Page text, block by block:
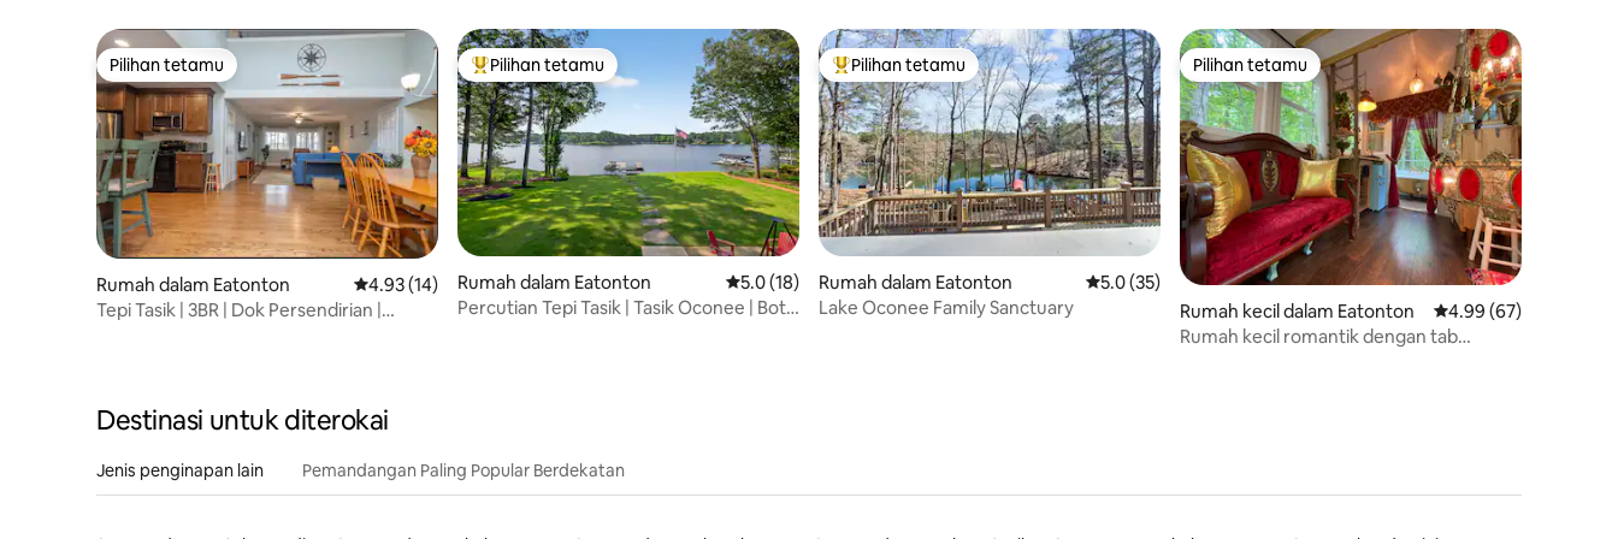
Pilihan tetamu
Pilihan tetamu
Rumah dalam Eatonton Penarafan purata 4.93 daripada 5, 14 ulasan
4.93 (14)
Tepi Tasik | 3BR | Dok Persendirian |
Pilihan utama tetamu
Pilihan tetamu
Rumah dalam Eatonton Penarafan purata 5.0 daripada 5, 18 ulasan
5.0 (18)
Percutian Tepi Tasik | Tasik Oconee | Bot
Pilihan utama tetamu
Pilihan tetamu
Rumah dalam Eatonton Penarafan purata 5.0 daripada 5, 35 ulasan
5.0 (35)
Lake Oconee Family Sanctuary
Pilihan tetamu
Pilihan tetamu
Rumah kecil dalam Eatonton Penarafan purata
4.99 (67)
Rumah kecil romantik dengan tab
Destinasi untuk diterokai
Jenis penginapan lain Pemandangan Paling Popular Berdekatan